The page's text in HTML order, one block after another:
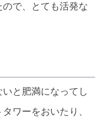
で、とても活発な
と肥満になってし
ワーをおいたり、